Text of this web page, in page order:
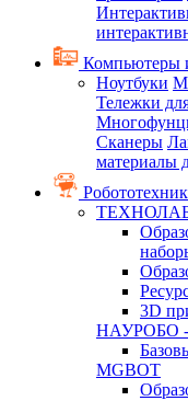
Компьютеры
Ноутбуки
Тележки
Сканеры
материалы
3D
НАУРОБО -
MGBOT